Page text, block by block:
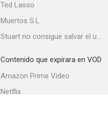
Ted Lasso
Muertos S.L.
Stuart no consigue salvar el universo
Contenido que expirara en VOD
Amazon Prime Video
Netflix